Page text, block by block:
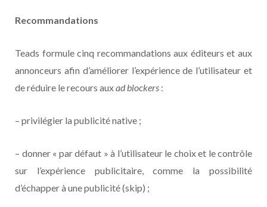
Recommandations
Teads formule cinq recommandations aux éditeurs et aux
annonceurs afin d’améliorer l’expérience de l’utilisateur et
de réduire le recours auxad blockers :
– privilégier la publicité native ;
– donner « par défaut » à l’utilisateur le choix et le contrôle
sur l’expérience publicitaire, comme la possibilité
d’échapper à une publicité (skip) ;